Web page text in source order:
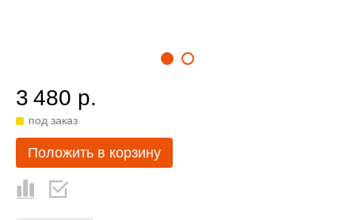
3 480 р.
под заказ
Положить в корзину